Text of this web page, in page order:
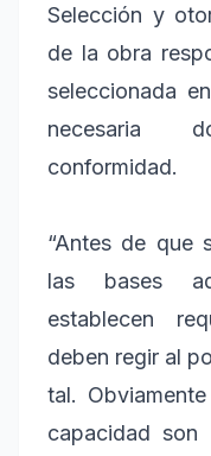
Selección y
de la obra
seleccionada
necesaria
conformidad.
“Antes de que
las bases
establecen
deben regir al
tal.
capacidad son